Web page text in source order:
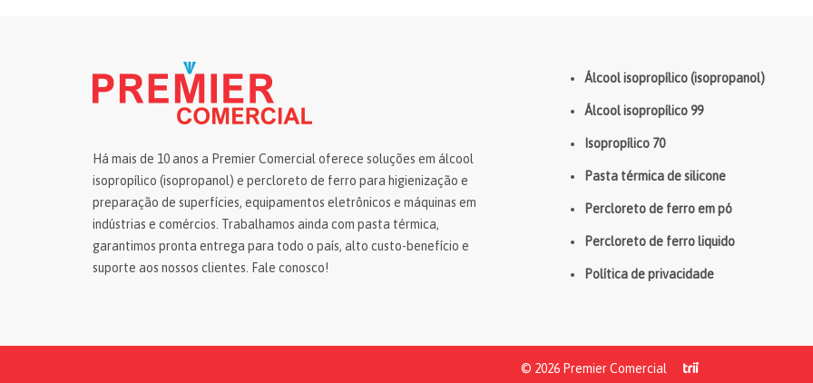
quais cuidados ajudam a proteger
componentes sensíveis.
mofo? A Premier Comercial te mostra
Há mais de 10 anos a Premier Comercial oferece soluções em álcool
isopropílico (isopropanol) e percloreto de ferro para higienização e
preparação de superfícies, equipamentos eletrônicos e máquinas em
indústrias e comércios. Trabalhamos ainda com pasta térmica,
garantimos pronta entrega para todo o país, alto custo-benefício e
suporte aos nossos clientes. Fale conosco!
Álcool isopropílico (isopropanol)
Álcool isopropílico 99
Isopropílico 70
Pasta térmica de silicone
Percloreto de ferro em pó
Percloreto de ferro liquido
Política de privacidade
© 2026 Premier Comercial